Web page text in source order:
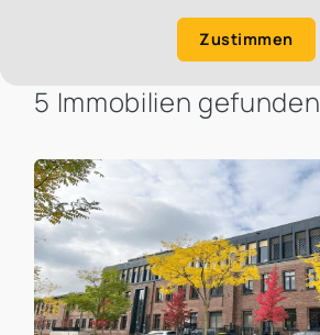
Zustimmen
5 Immobilien gefunden